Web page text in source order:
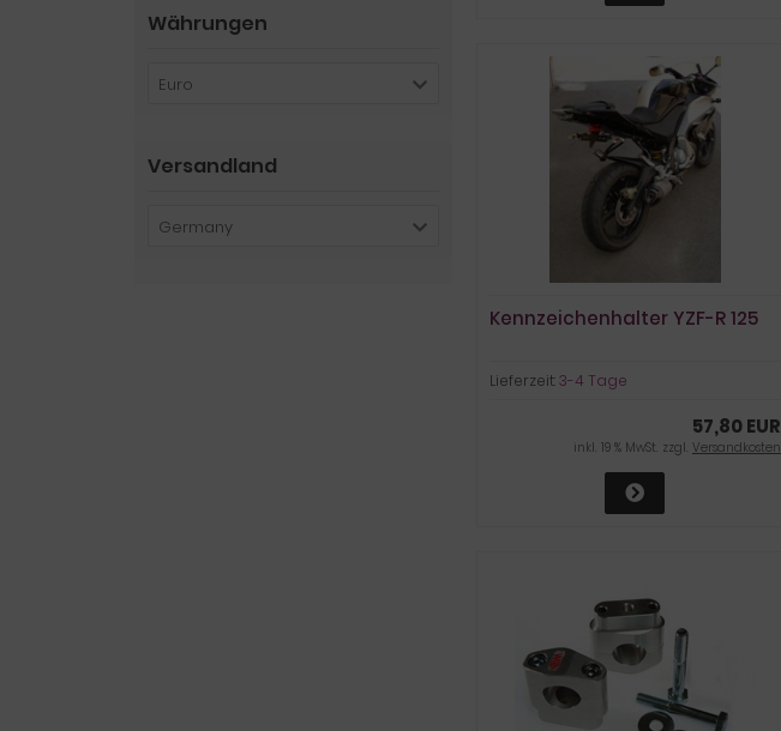
Kennzeichenhalter YZF-R 125
Lieferzeit:3-4 Tage
57,80 EUR
inkl. 19 % MwSt. zzgl. Versandkosten
Währungen
Euro
Versandland
Germany